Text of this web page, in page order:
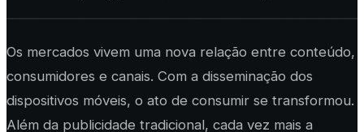
Os mercados vivem uma nova relação entre conteúdo,
consumidores e canais. Com a disseminação dos
dispositivos móveis, o ato de consumir se transformou.
Além da publicidade tradicional, cada vez mais a